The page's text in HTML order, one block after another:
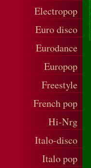
Electropop
Euro disco
Eurodance
Europop
Freestyle
French pop
Hi-Nrg
Italo-disco
Italo pop